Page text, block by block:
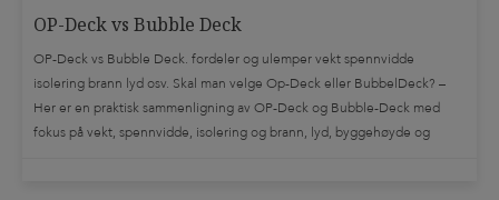
OP-Deck vs Bubble Deck
OP-Deck vs Bubble Deck. fordeler og ulemper vekt spennvidde
isolering brann lyd osv. Skal man velge Op-Deck eller BubbelDeck? –
Her er en praktisk sammenligning av OP-Deck og Bubble-Deck med
fokus på vekt, spennvidde, isolering og brann, lyd, byggehøyde og